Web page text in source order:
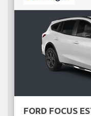
FORD FOCUS